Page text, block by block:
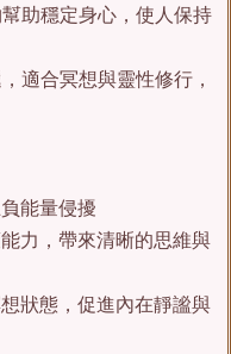
助穩定身心，使人保持
適合冥想與靈性修行，
能量侵擾
力，帶來清晰的思維與
狀態，促進內在靜謐與